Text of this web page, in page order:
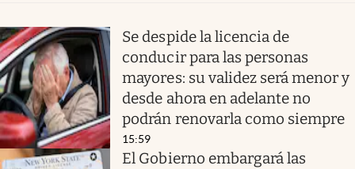
Se despide la licencia de
conducir para las personas
mayores: su validez será menor y
desde ahora en adelante no
podrán renovarla como siempre
15:59
El Gobierno embargará las